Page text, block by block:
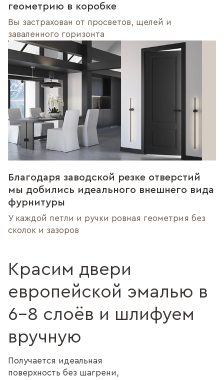
геометрию в коробке
Вы застрахован от просветов, щелей и
заваленного горизонта
Благодаря заводской резке отверстий
мы добились идеального внешнего вида
фурнитуры
У каждой петли и ручки ровная геометрия без
сколок и зазоров
Красим двери
европейской эмалью в
6–8 слоёв и шлифуем
вручную
Получается идеальная
поверхность без шагрени,